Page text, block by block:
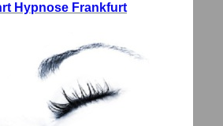
Hypnose Frankfurt